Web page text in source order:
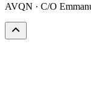
AVQN · C/O